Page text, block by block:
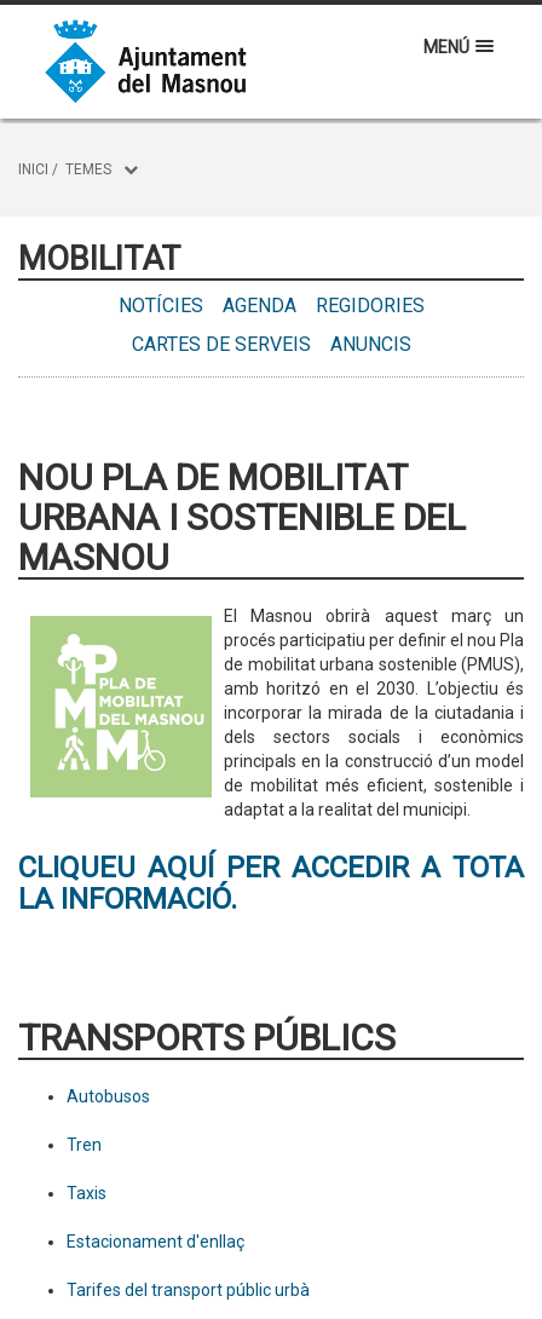
MENÚ
INICI / TEMES
MOBILITAT
NOTÍCIES AGENDA
REGIDORIES
CARTES DE SERVEIS
ANUNCIS
NOU PLA DE MOBILITAT
URBANA I SOSTENIBLE DEL
MASNOU
El Masnou obrirà aquest març un
procés participatiu per definir el nou Pla
de mobilitat urbana sostenible (PMUS),
amb horitzó en el 2030. L’objectiu és
incorporar la mirada de la ciutadania i
dels sectors socials i econòmics
principals en la construcció d’un model
de mobilitat més eficient, sostenible i
adaptat a la realitat del municipi.
CLIQUEU AQUÍ PER ACCEDIR A TOTA
LA INFORMACIÓ.
TRANSPORTS PÚBLICS
Autobusos
Tren
Taxis
Estacionament d'enllaç
Tarifes del transport públic urbà